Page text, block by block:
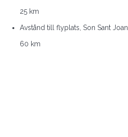
25 km
Avstånd till flyplats, Son Sant Joan
60 km